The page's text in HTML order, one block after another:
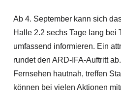
Ab 4. September kann sich
Halle 2.2 sechs Tage lang bei
umfassend informieren. Ein
rundet den ARD-IFA-Auftritt
Fernsehen hautnah, treffen
können bei vielen Aktionen